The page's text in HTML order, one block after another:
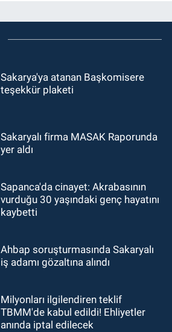
Sakarya'ya atanan Başkomisere
teşekkür plaketi
Sakaryalı firma MASAK Raporunda
yer aldı
Sapanca'da cinayet: Akrabasının
vurduğu 30 yaşındaki genç hayatını
kaybetti
Ahbap soruşturmasında Sakaryalı
iş adamı gözaltına alındı
Milyonları ilgilendiren teklif
TBMM'de kabul edildi! Ehliyetler
anında iptal edilecek